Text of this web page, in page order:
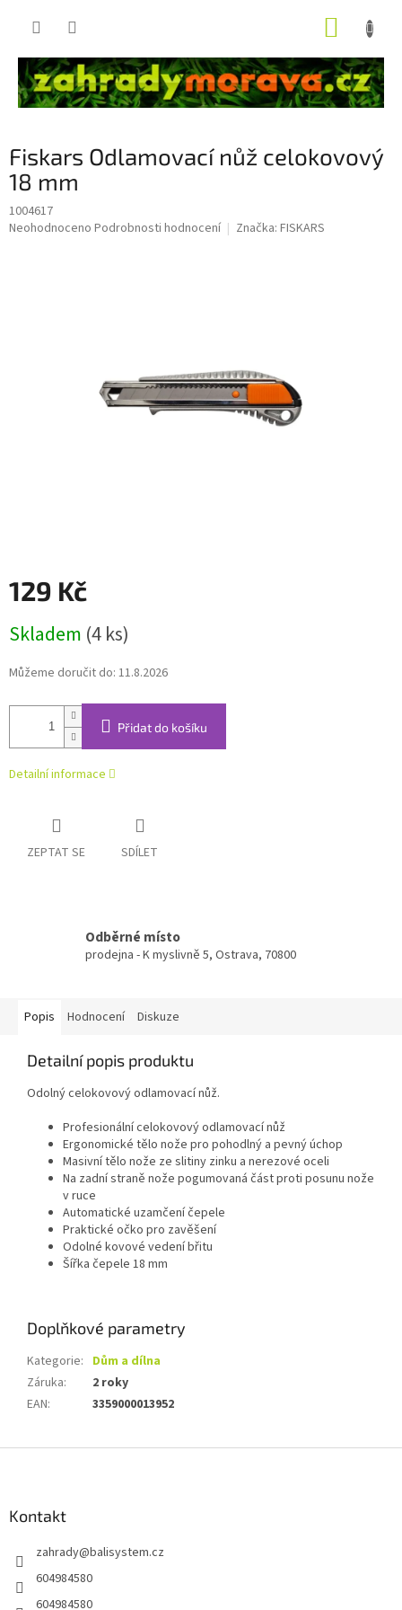
Fiskars Odlamovací nůž celokovový
18 mm
1004617
Průměrné
Neohodnoceno Podrobnosti hodnocení Značka: FISKARS
129 Kč
cena:
Skladem (4 ks)
Můžeme doručit do: 11.8.2026
Přidat do košíku
Detailní informace
ZEPTAT SE SDÍLET
Odběrné místo
prodejna - K myslivně 5, Ostrava, 70800
Popis Hodnocení Diskuze
Detailní popis produktu
Odolný celokovový odlamovací nůž.
Profesionální celokovový odlamovací nůž
Ergonomické tělo nože pro pohodlný a pevný úchop
Masivní tělo nože ze slitiny zinku a nerezové oceli
Na zadní straně nože pogumovaná část proti posunu nože
v ruce
Automatické uzamčení čepele
Praktické očko pro zavěšení
Odolné kovové vedení břitu
Šířka čepele 18 mm
Doplňkové parametry
Kategorie: Dům a dílna
Záruka:
2 roky
EAN: 3359000013952
Kontakt
zahrady@balisystem.cz
604984580
604984580